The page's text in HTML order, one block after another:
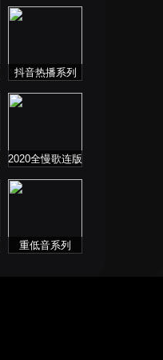
音乐串烧第一季
抖音热播系列
2020全慢歌连版
重低音系列